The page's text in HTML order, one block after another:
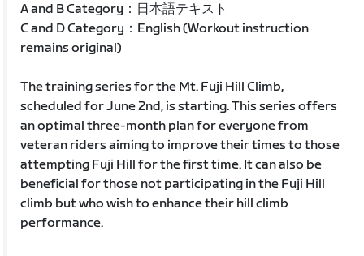
A and B Category：日本語テキスト
C and D Category：English (Workout instruction
remains original)
The training series for the Mt. Fuji Hill Climb,
scheduled for June 2nd, is starting. This series offers
an optimal three-month plan for everyone from
veteran riders aiming to improve their times to those
attempting Fuji Hill for the first time. It can also be
beneficial for those not participating in the Fuji Hill
climb but who wish to enhance their hill climb
performance.